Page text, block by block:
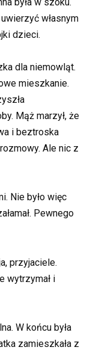
własnym
dzieci.
dla niemowląt.
mieszkanie.
Mąż marzył, że
i beztroska
Ale nic z
Nie było więc
Pewnego
przyjaciele.
wytrzymał i
W końcu była
zamieszkała z